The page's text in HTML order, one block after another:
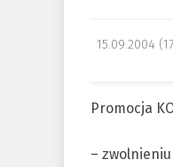
15.09.2004
Promocja
–